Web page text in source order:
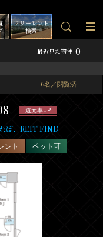
フリーレント
検索
最近見た物件 0
6名／閲覧済
還元率UP
ば、REIT FIND
ント ペット可